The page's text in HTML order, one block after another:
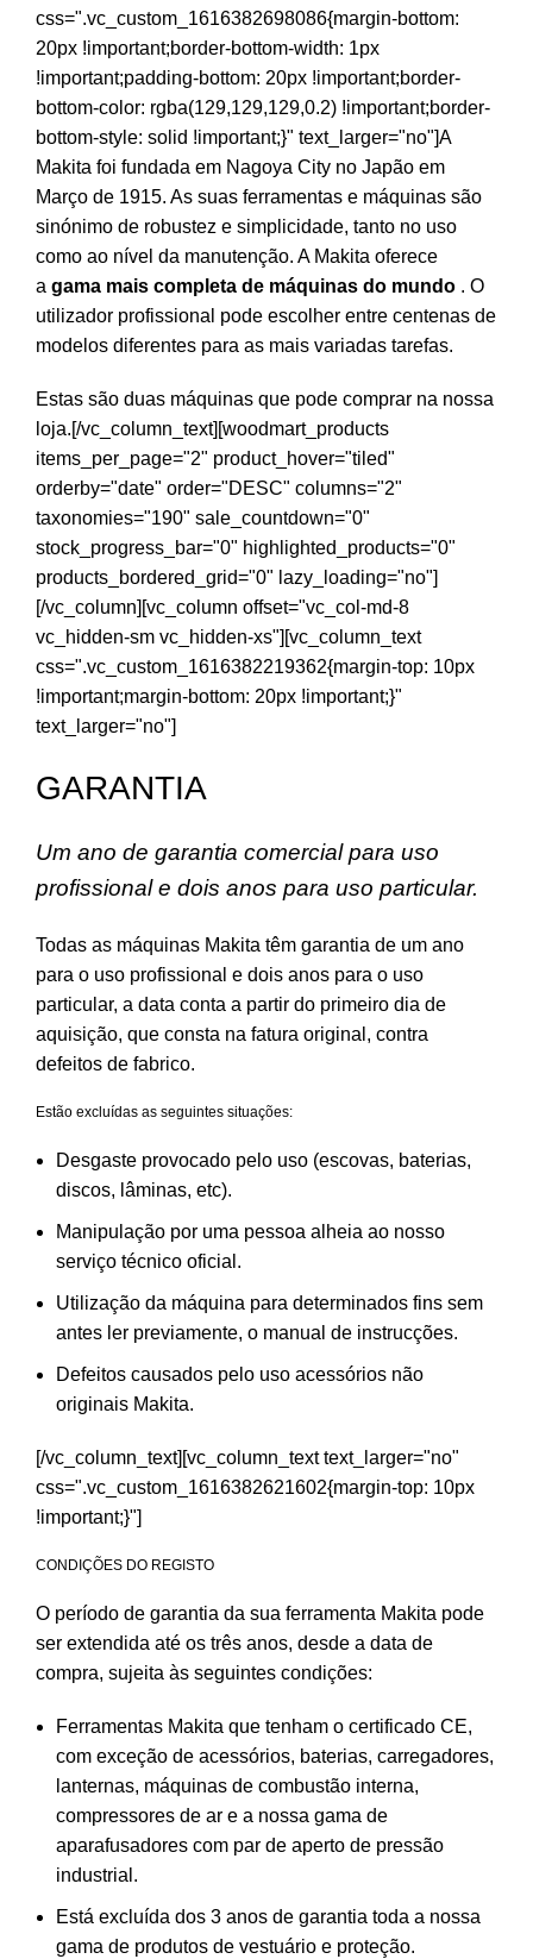
css=".vc_custom_1616382698086{margin-bottom:
20px !important;border-bottom-width: 1px
!important;padding-bottom: 20px !important;border-
bottom-color: rgba(129,129,129,0.2) !important;border-
bottom-style: solid !important;}" text_larger="no"]A
Makita foi fundada em Nagoya City no Japão em
Março de 1915. As suas ferramentas e máquinas são
sinónimo de robustez e simplicidade, tanto no uso
como ao nível da manutenção. A Makita oferece
a gama mais completa de máquinas do mundo . O
utilizador profissional pode escolher entre centenas de
modelos diferentes para as mais variadas tarefas.
Estas são duas máquinas que pode comprar na nossa
loja.[/vc_column_text][woodmart_products
items_per_page="2" product_hover="tiled"
orderby="date" order="DESC" columns="2"
taxonomies="190" sale_countdown="0"
stock_progress_bar="0" highlighted_products="0"
products_bordered_grid="0" lazy_loading="no"]
[/vc_column][vc_column offset="vc_col-md-8
vc_hidden-sm vc_hidden-xs"][vc_column_text
css=".vc_custom_1616382219362{margin-top: 10px
!important;margin-bottom: 20px !important;}"
text_larger="no"]
GARANTIA
Um ano de garantia comercial para uso
profissional e dois anos para uso particular.
Todas as máquinas Makita têm garantia de um ano
para o uso profissional e dois anos para o uso
particular, a data conta a partir do primeiro dia de
aquisição, que consta na fatura original, contra
defeitos de fabrico.
Estão excluídas as seguintes situações:
Desgaste provocado pelo uso (escovas, baterias,
discos, lâminas, etc).
Manipulação por uma pessoa alheia ao nosso
serviço técnico oficial.
Utilização da máquina para determinados fins sem
antes ler previamente, o manual de instrucções.
Defeitos causados pelo uso acessórios não
originais Makita.
[/vc_column_text][vc_column_text text_larger="no"
css=".vc_custom_1616382621602{margin-top: 10px
!important;}"]
CONDIÇÕES DO REGISTO
O período de garantia da sua ferramenta Makita pode
ser extendida até os três anos, desde a data de
compra, sujeita às seguintes condições:
Ferramentas Makita que tenham o certificado CE,
com exceção de acessórios, baterias, carregadores,
lanternas, máquinas de combustão interna,
compressores de ar e a nossa gama de
aparafusadores com par de aperto de pressão
industrial.
Está excluída dos 3 anos de garantia toda a nossa
gama de produtos de vestuário e proteção.